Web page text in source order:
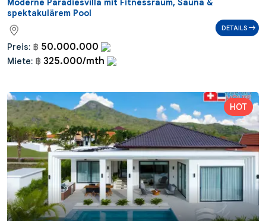
spektakulärem Pool
Preis: ฿ 50.000.000
Miete: ฿ 325.000/mth
DETAILS